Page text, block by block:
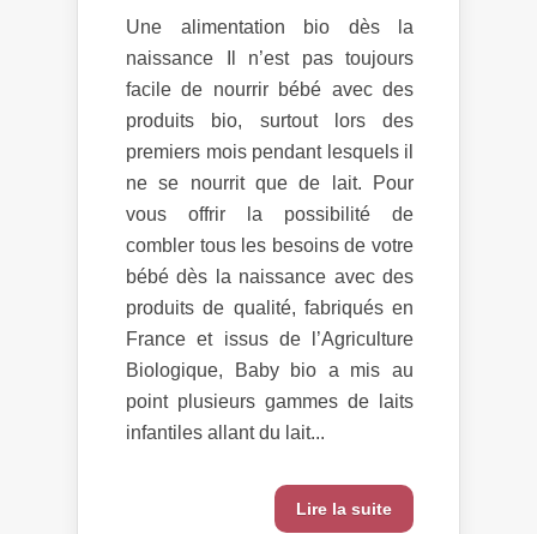
Une alimentation bio dès la
naissance Il n’est pas toujours
facile de nourrir bébé avec des
produits bio, surtout lors des
premiers mois pendant lesquels il
ne se nourrit que de lait. Pour
vous offrir la possibilité de
combler tous les besoins de votre
bébé dès la naissance avec des
produits de qualité, fabriqués en
France et issus de l’Agriculture
Biologique, Baby bio a mis au
point plusieurs gammes de laits
infantiles allant du lait...
Lire la suite